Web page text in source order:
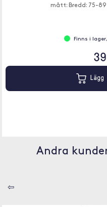
mått: Bredd: 75-89
Finns i
Andra
⇦